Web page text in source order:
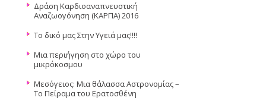
Δράση Καρδιοαναπνευστική
Αναζωογόνηση (ΚΑΡΠΑ) 2016
Το δικό μας Στην Υγειά μας!!!!
Μια περιήγηση στο χώρο του
μικρόκοσμου
Μεσόγειος: Μια θάλασσα Αστρονομίας –
Το Πείραμα του Ερατοσθένη